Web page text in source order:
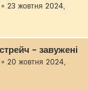
« 23 жовтня 2024,
- завужені
« 20 жовтня 2024,